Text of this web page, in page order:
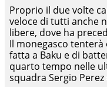
Proprio il due volte
veloce di tutti anche
libere, dove ha
Il monegasco
fatta a Baku e di
quarto tempo nelle
squadra Sergio Perez